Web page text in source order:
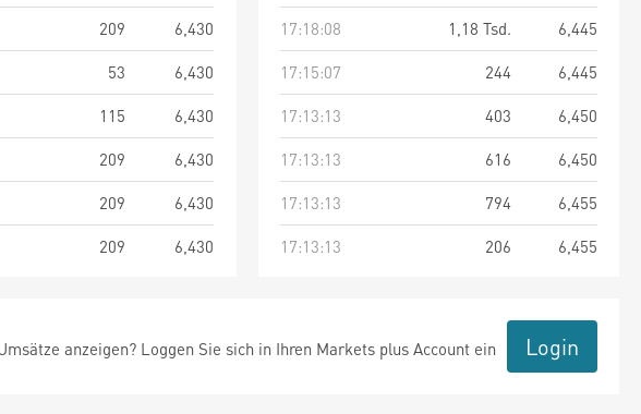
209
6,430
53
6,430
115
6,430
209
6,430
209
6,430
209 6,430
17:18:08
1,18 Tsd.
6,445
17:15:07
244
6,445
17:13:13
403
6,450
17:13:13
616
6,450
17:13:13
794
6,455
17:13:13
206 6,455
anzeigen? Loggen Sie sich in Ihren Markets plus Account ein Login